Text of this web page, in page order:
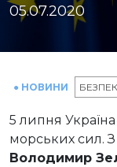
05.07.2020
● НОВИНИ
5 липня
морських сил.
Володимир